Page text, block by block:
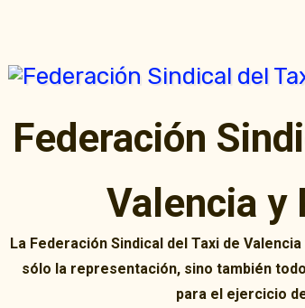
Federación
Valencia y
La Federación Sindical del Taxi de
sólo la representación, sino también
para el ejercicio